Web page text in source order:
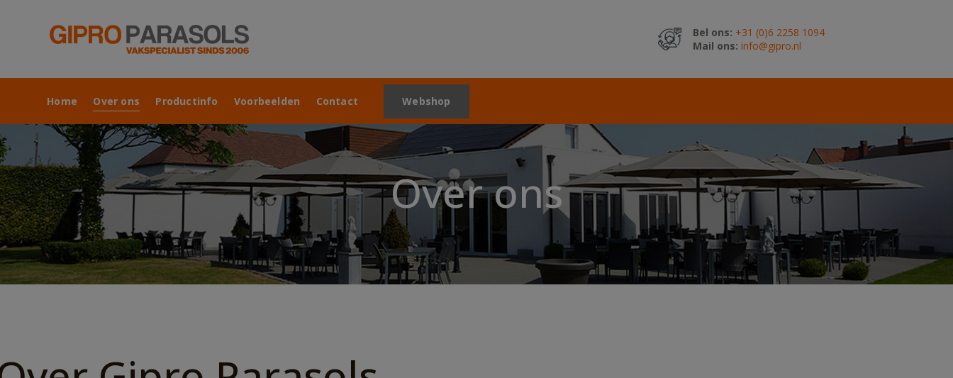
Bel ons: +31 (0)6 2258 1094
Mail ons: info@gipro.nl
Home Over ons Productinfo Voorbeelden Contact Webshop
Home Over ons Productinfo Voorbeelden Contact Webshop
Over ons